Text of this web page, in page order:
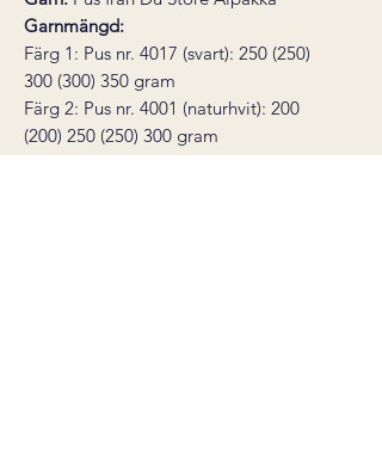
Garnmängd:
Färg 1: Pus nr. 4017 (svart): 250 (250)
300 (300) 350 gram
Färg 2: Pus nr. 4001 (naturhvit): 200
(200) 250 (250) 300 gram
Stickor:Strumpstickor och rundsticka 8